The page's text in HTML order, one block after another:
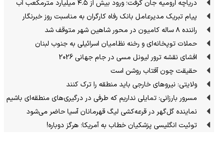
دریاچه ارومیه جان گرفت؛ ورود بیش از ۴.۵ میلیارد مترمکعب آب
پیام تبریک مدیرعامل بانک رفاه کارگران به مناسبت روز خبرنگار
راننده ۸ ساله کامیون در محور شاهین شهر متوقف شد
حملات توپخانه‌ای و رخنه نظامیان اسرائیلی به جنوب لبنان
افشای نقشه ترور لیونل مسی در جام جهانی 2026
حقیقت چون آفتاب روشن است
ولایتی: نیروهای خارجی باید منطقه را ترک کنند
مسرور بارزانی: تمایلی نداریم که طرفی در درگیری‌های منطقه‌ای باشیم
نماینده گل‌گهر در قرعه‌کشی لیگ قهرمانان آسیا حاضر می‌شود
توئیت انگلیسی پزشکیان خطاب به آمریکا؛ هرگز دوباره!